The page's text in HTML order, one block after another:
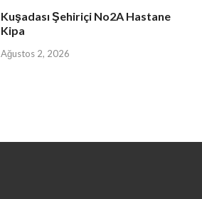
Kuşadası Şehiriçi No2A Hastane
Kipa
Ağustos 2, 2026